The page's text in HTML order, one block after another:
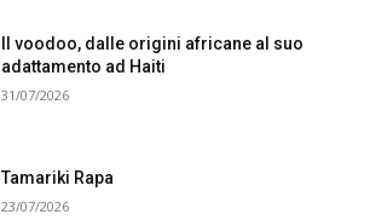
Il voodoo, dalle origini africane al suo
adattamento ad Haiti
31/07/2026
Tamariki Rapa
23/07/2026